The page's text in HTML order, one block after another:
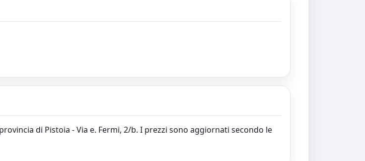
di Pistoia - Via e. Fermi, 2/b. I prezzi sono aggiornati secondo le